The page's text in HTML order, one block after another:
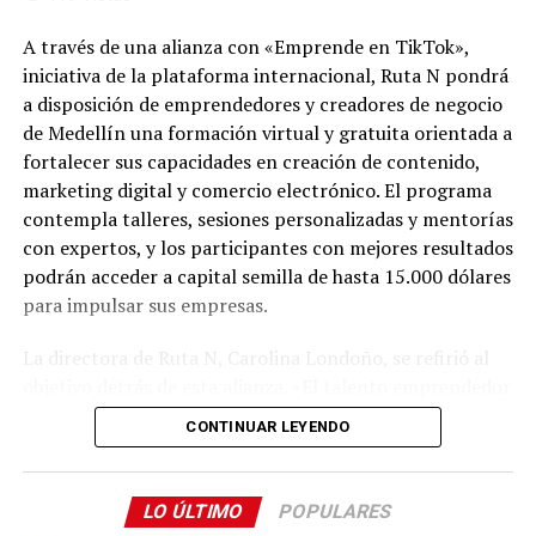
Comparte el artículo:
Me gusta esto:
Del 6 al 17 de agosto, Plaza Cines, el pasillo Norte y
encuentro que reunirá el patrimonio cultural de ambos
territorios y la presencia de artesanos de diferentes
Por su parte, Plaza Palmas albergará hasta el 17 de
A través de una alianza con «Emprende en TikTok»,
iniciativa de la plataforma internacional, Ruta N pondrá
a disposición de emprendedores y creadores de negocio
de Medellín una formación virtual y gratuita orientada a
fortalecer sus capacidades en creación de contenido,
marketing digital y comercio electrónico. El programa
contempla talleres, sesiones personalizadas y mentorías
con expertos, y los participantes con mejores resultados
podrán acceder a capital semilla de hasta 15.000 dólares
para impulsar sus empresas.
necesita herramientas, conocimiento y conexiones que
le permitan convertir las ideas en negocios con
potencial. Por eso, trabajamos para que cada vez más
personas que crean empresa en Medellín tengan acceso
a oportunidades. Desde Ruta N seguimos conectando
CONTINUAR LEYENDO
LO ÚLTIMO POPULARES